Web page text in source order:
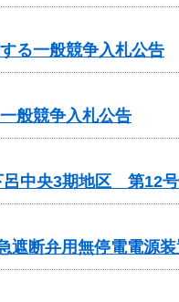
る一般競争入札公告
般競争入札公告
中央3期地区 第12
遮断弁用無停電電源